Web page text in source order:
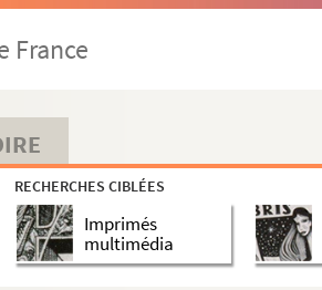
France
RECHERCHES CIBLÉES
Imprimés
multimédia